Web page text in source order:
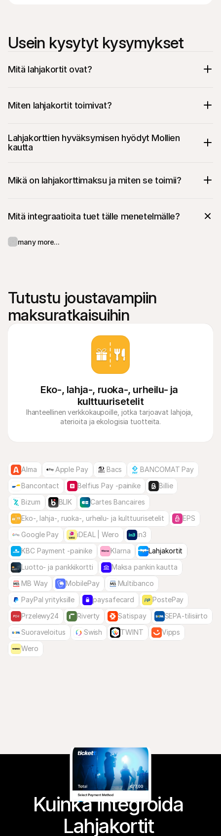
Usein kysytyt kysymykset
Mitä lahjakortit ovat?
Miten lahjakortit toimivat?
Lahjakorttien hyväksymisen hyödyt Mollien
kautta
Mikä on lahjakorttimaksu ja miten se toimii?
Mitä integraatioita tuet tälle menetelmälle?
many more...
Tutustu joustavampiin
maksuratkaisuihin
Eko-, lahja-, ruoka-, urheilu- ja
kulttuurisetelit
Ihanteellinen verkkokaupoille, jotka tarjoavat lahjoja,
aterioita ja ekologisia tuotteita.
Alma Apple Pay Bacs
BANCOMAT Pay
Bancontact
Belfius Pay -painike
Billie
Bizum
BLIK
Cartes Bancaires
Eko-, lahja-, ruoka-, urheilu- ja kulttuurisetelit
EPS
Google Pay
iDEAL | Wero
in3
KBC Payment -painike
Klarna
Lahjakortit
Luotto- ja pankkikortti
Maksa pankin kautta
MB Way
MobilePay
Multibanco
PayPal yrityksille
paysafecard
PostePay
Przelewy24
Riverty Satispay
SEPA-tilisiirto
Suoraveloitus
Swish TWINT
Vipps
Wero
Kuinka integroida
Lahjakortit